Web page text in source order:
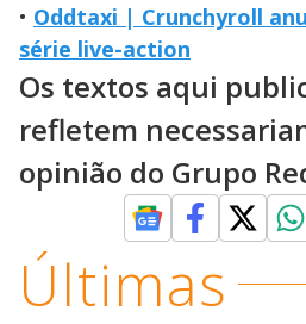
• Oddtaxi | Crunchyroll
série live-action
Os textos aqui
refletem
opinião do Grupo
Últimas